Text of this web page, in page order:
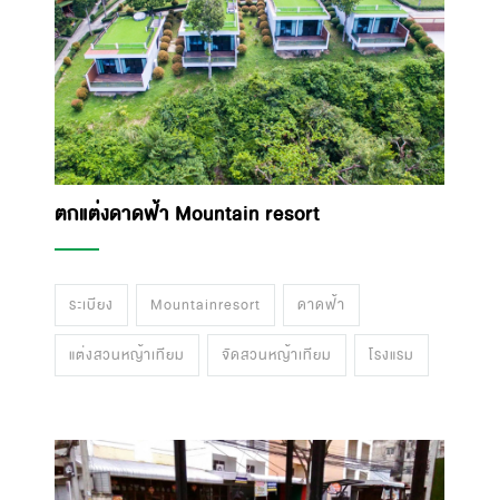
ตกแต่งดาดฟ้า Mountain resort
ระเบียง Mountainresort ดาดฟ้า
แต่งสวนหญ้าเทียม จัดสวนหญ้าเทียม โรงแรม